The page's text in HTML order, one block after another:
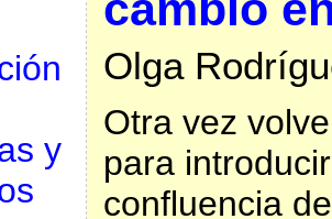
y
Olga
Otra vez
para
confluencia